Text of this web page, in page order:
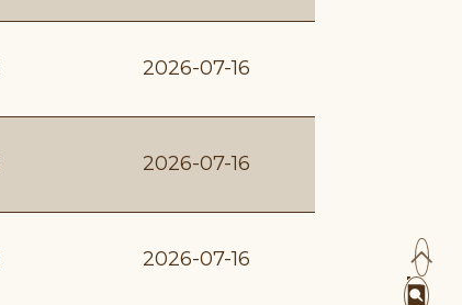
2026-07-16
2026-07-16
2026-07-16